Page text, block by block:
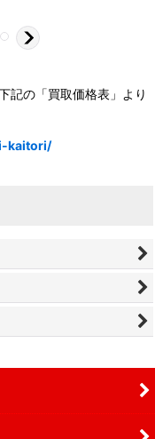
記の「買取価格表」より
kaitori/